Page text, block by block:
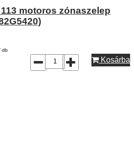
motoros zónaszelep
db
Kosárba